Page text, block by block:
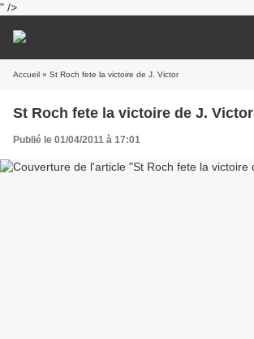
" />
Accueil » St Roch fete la victoire de J. Victor
St Roch fete la victoire de J. Victor
Publié le 01/04/2011 à 17:01